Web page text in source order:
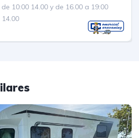
10:00 14.00 y de 16.00 a 19:00